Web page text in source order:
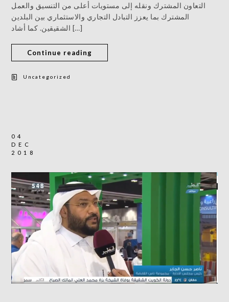
التعاون المشترك ونقله إلى مستويات أعلى من التنسيق والعمل
المشترك بما يعزز التبادل التجاري والاستثماري بين البلدين
الشقيقين. كما أشاد […]
Continue reading
Uncategorized
04
DEC
2018